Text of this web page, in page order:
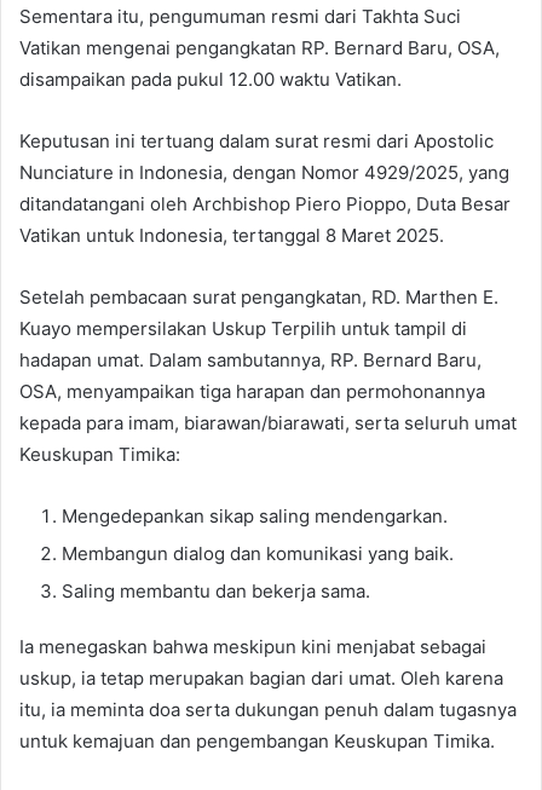
Sementara itu, pengumuman resmi dari Takhta Suci
Vatikan mengenai pengangkatan RP. Bernard Baru, OSA,
disampaikan pada pukul 12.00 waktu Vatikan.
Keputusan ini tertuang dalam surat resmi dari Apostolic
Nunciature in Indonesia, dengan Nomor 4929/2025, yang
ditandatangani oleh Archbishop Piero Pioppo, Duta Besar
Vatikan untuk Indonesia, tertanggal 8 Maret 2025.
Setelah pembacaan surat pengangkatan, RD. Marthen E.
Kuayo mempersilakan Uskup Terpilih untuk tampil di
hadapan umat. Dalam sambutannya, RP. Bernard Baru,
OSA, menyampaikan tiga harapan dan permohonannya
kepada para imam, biarawan/biarawati, serta seluruh umat
Keuskupan Timika:
Mengedepankan sikap saling mendengarkan.
Membangun dialog dan komunikasi yang baik.
Saling membantu dan bekerja sama.
Ia menegaskan bahwa meskipun kini menjabat sebagai
uskup, ia tetap merupakan bagian dari umat. Oleh karena
itu, ia meminta doa serta dukungan penuh dalam tugasnya
untuk kemajuan dan pengembangan Keuskupan Timika.